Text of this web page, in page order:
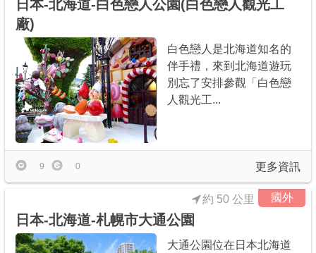
日本-北海道-白色戀人公園(白色戀人觀光工
廠)
白色戀人是北海道知名的
伴手禮，來到北海道遊玩
別忘了安排參觀「白色戀
人觀光工...
更多資訊
9 0
國外
約 50 公里
日本-北海道-札幌市大通公園
大通公園位在日本北海道